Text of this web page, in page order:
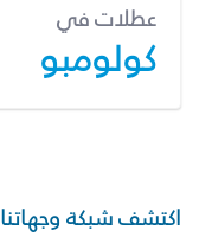
عطلات في
كولومبو
اكتشف شبكة وجهاتنا